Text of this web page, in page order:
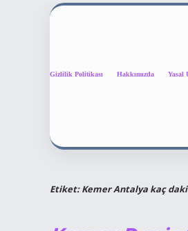
Gizlilik Politikası Hakkımızda Yasal
Etiket:Kemer Antalya kaç